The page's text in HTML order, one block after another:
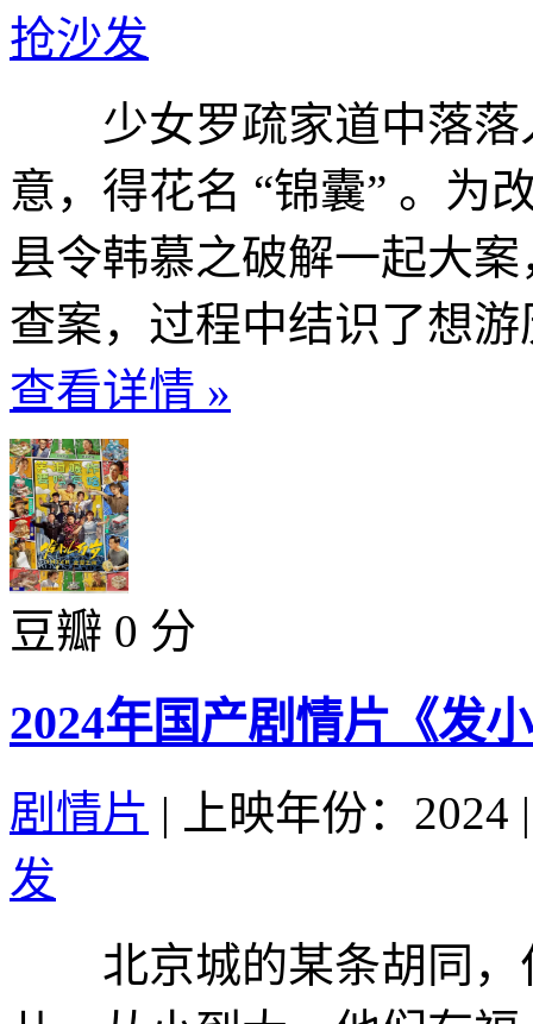
抢沙发
少女罗疏家道中落落
意，得花名 “锦囊” 。为
县令韩慕之破解一起大
查案，过程中结识了想
查看详情 »
豆瓣 0 分
2024年国产剧情片《发
剧情片 | 上映年份：2024 |
发
北京城的某条胡同，